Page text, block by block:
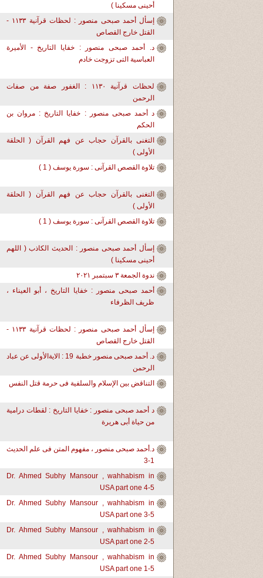
أحينى مسكينا )
إسأل أحمد صبحى منصور : لحظات قرآنية ١١٣٣ -
القتل خارج القصاص
د. أحمد صبحى منصور : خفايا التاريخ - الأميرة
العباسية التى تزوجت خادم
لحظات قرآنية ١١٣٠ : الغفور صفة من صفات
الرحمن
د أحمد صبحى منصور : خفايا التاريخ : مروان بن
الحكم
التغنى بالقرآن حجاب عن فهم القرآن ( الحلقة
الأولى )
تلاوة القصص القرآنى : سورة يوسف ( 1 )
التغنى بالقرآن حجاب عن فهم القرآن ( الحلقة
الأولى )
تلاوة القصص القرآنى : سورة يوسف ( 1 )
إسأل أحمد صبحى منصور : الحديث الكاذب ( اللهم
أحينى مسكينا )
ندوة الجمعة ٣ سبتمبر ٢٠٢١
أحمد صبحى منصور : خفايا التاريخ ، أبو العيناء ،
ظريف الظرفاء
إسأل أحمد صبحى منصور : لحظات قرآنية ١١٣٣ -
القتل خارج القصاص
د. أحمد صبحى منصور خطبة 19 : الايةالأولى عن عباد
الرحمن
التناقض بين الإسلام والسلفية فى حرمة قتل النفس
د أحمد صبحى منصور : خفايا التاريخ : لقطات درامية
من حياة أبى هريرة
د.أحمد صبحى منصور ، مفهوم المتن فى علم الحديث
1-3
Dr. Ahmed Subhy Mansour , wahhabism in
USA part one 4-5
Dr. Ahmed Subhy Mansour , wahhabism in
USA part one 3-5
Dr. Ahmed Subhy Mansour , wahhabism in
USA part one 2-5
Dr. Ahmed Subhy Mansour , wahhabism in
USA part one 1-5